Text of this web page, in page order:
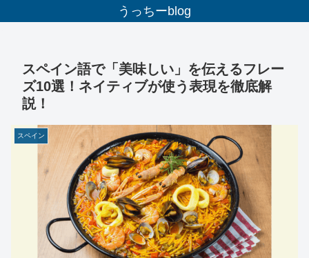
うっちーblog
スペイン語で「美味しい」を伝えるフレー
ズ10選！ネイティブが使う表現を徹底解
説！
スペイン